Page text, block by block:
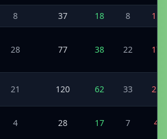
8 37 18 8
11
28 77 38 22 17
21 120 62 33 25
4 28 17 7 4